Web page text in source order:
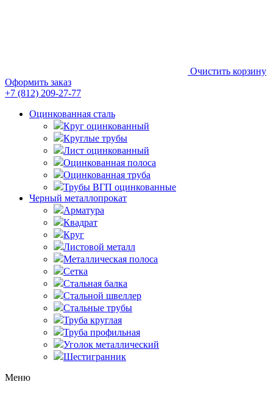
Очистить корзину
Оформить заказ
+7 (812) 209-27-77
Оцинкованная сталь
Круг оцинкованный
Круглые трубы
Лист оцинкованный
Оцинкованная полоса
Оцинкованная труба
Трубы ВГП оцинкованные
Черный металлопрокат
Арматура
Квадрат
Круг
Листовой металл
Металлическая полоса
Сетка
Стальная балка
Стальной швеллер
Стальные трубы
Труба круглая
Труба профильная
Уголок металлический
Шестигранник
Меню